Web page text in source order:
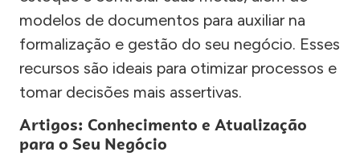
modelos de documentos para auxiliar na
formalização e gestão do seu negócio. Esses
recursos são ideais para otimizar processos e
tomar decisões mais assertivas.
Artigos: Conhecimento e Atualização
para o Seu Negócio